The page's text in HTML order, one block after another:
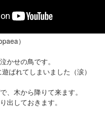
）
かせの鳥です。
ばれてしまいました（涙）
、木から降りて来ます。
出しておきます。